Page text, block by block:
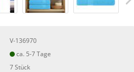
V-136970
ca. 5-7 Tage
7Stück